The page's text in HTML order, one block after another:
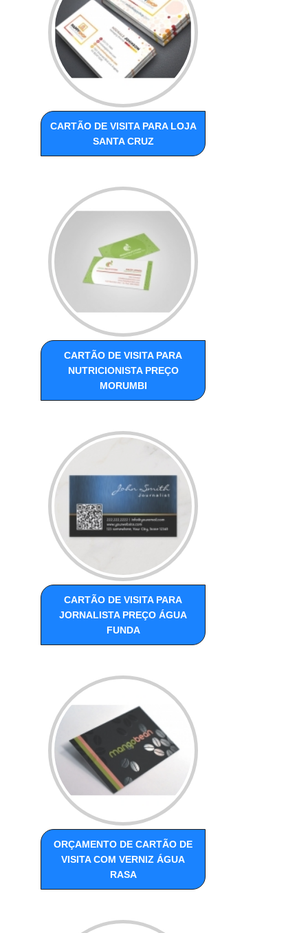
CARTÃO DE VISITA PARA LOJA
SANTA CRUZ
CARTÃO DE VISITA PARA
NUTRICIONISTA PREÇO
MORUMBI
CARTÃO DE VISITA PARA
JORNALISTA PREÇO ÁGUA
FUNDA
ORÇAMENTO DE CARTÃO DE
VISITA COM VERNIZ ÁGUA
RASA